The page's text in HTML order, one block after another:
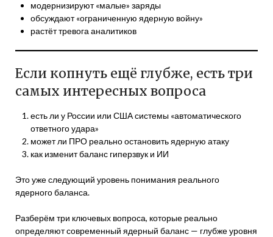
модернизируют «малые» заряды
обсуждают «ограниченную ядерную войну»
растёт тревога аналитиков
Если копнуть ещё глубже, есть три
самых интересных вопроса
есть ли у России или США системы «автоматического
ответного удара»
может ли ПРО реально остановить ядерную атаку
как изменит баланс гиперзвук и ИИ
Это уже следующий уровень понимания реального
ядерного баланса.
Разберём три ключевых вопроса, которые реально
определяют современный ядерный баланс — глубже уровня